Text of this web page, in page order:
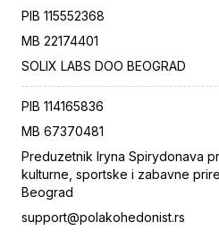
PIB 115552368
MB 22174401
SOLIX LABS DOO BEOGRAD
PIB 114165836
MB 67370481
Preduzetnik Iryna Spirydonava
kulturne, sportske i zabavne
Beograd
support@polakohedonist.rs